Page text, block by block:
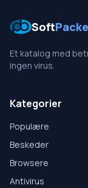
Soft
Et katalog med
ingen virus.
Kategorier
Populære
Beskeder
Browsere
Antivirus